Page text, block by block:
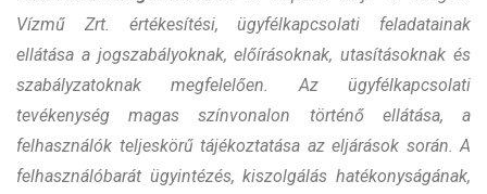
Vízmű Zrt. értékesítési, ügyfélkapcsolati feladatainak
ellátása a jogszabályoknak, előírásoknak, utasításoknak és
szabályzatoknak megfelelően. Az ügyfélkapcsolati
tevékenység magas színvonalon történő ellátása, a
felhasználók teljeskörű tájékoztatása az eljárások során. A
felhasználóbarát ügyintézés, kiszolgálás hatékonyságának,